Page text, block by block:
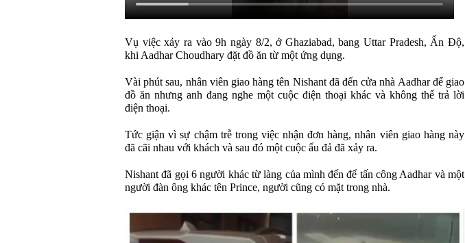
Vụ việc xảy ra vào 9h ngày 8/2, ở Ghaziabad, bang Uttar Pradesh, Ấn Độ,
khi Aadhar Choudhary đặt đồ ăn từ một ứng dụng.
Vài phút sau, nhân viên giao hàng tên Nishant đã đến cửa nhà Aadhar để giao
đồ ăn nhưng anh đang nghe một cuộc điện thoại khác và không thể trả lời
điện thoại.
Tức giận vì sự chậm trễ trong việc nhận đơn hàng, nhân viên giao hàng này
đã cãi nhau với khách và sau đó một cuộc ẩu đả đã xảy ra.
Nishant đã gọi 6 người khác từ làng của mình đến để tấn công Aadhar và một
người đàn ông khác tên Prince, người cũng có mặt trong nhà.